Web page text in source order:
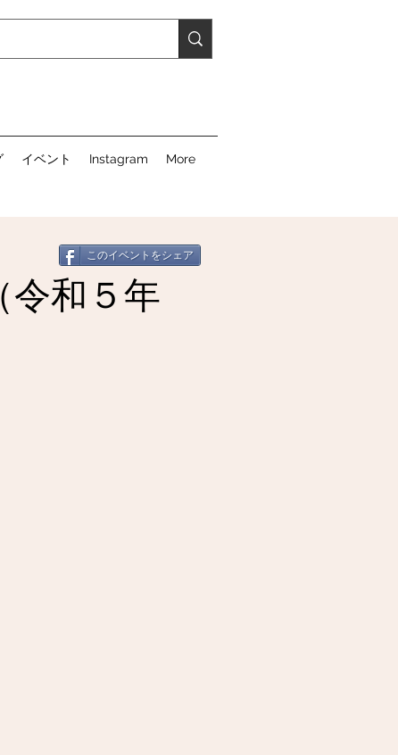
イベント Instagram More
令和５年
このイベントをシェア